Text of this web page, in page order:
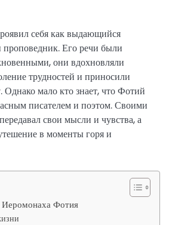
себя как выдающийся
Его речи были
они вдохновляли
трудностей и приносили
мало кто знает, что Фотий
писателем и поэтом. Своими
свои мысли и чувства, а
в моменты горя и
Иеромонаха Фотия